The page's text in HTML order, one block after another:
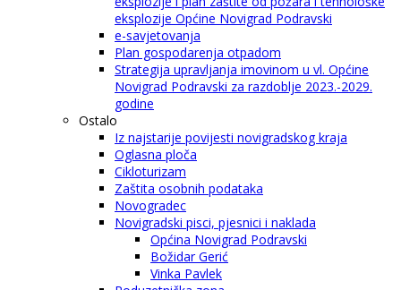
eksplozije Općine Novigrad Podravski
e-savjetovanja
Plan gospodarenja otpadom
Strategija upravljanja imovinom u vl. Općine
Novigrad Podravski za razdoblje 2023.-2029.
godine
Ostalo
Iz najstarije povijesti novigradskog kraja
Oglasna ploča
Cikloturizam
Zaštita osobnih podataka
Novogradec
Novigradski pisci, pjesnici i naklada
Općina Novigrad Podravski
Božidar Gerić
Vinka Pavlek